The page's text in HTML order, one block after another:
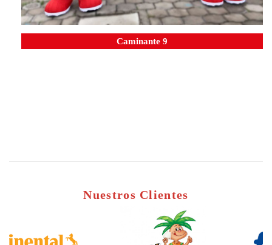
Caminante 9
Nuestros Clientes